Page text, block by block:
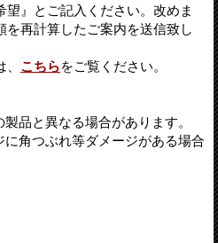
』とご記入ください。改めま
を再計算したご案内を送信致し
こちらをご覧ください。
品と異なる場合があります。
角つぶれ等ダメージがある場合